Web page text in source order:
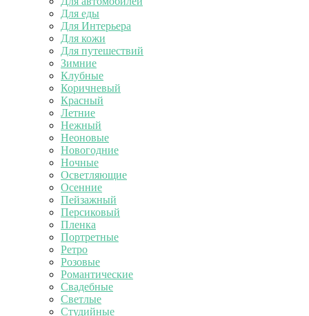
Для еды
Для Интерьера
Для кожи
Для путешествий
Зимние
Клубные
Коричневый
Красный
Летние
Нежный
Неоновые
Новогодние
Ночные
Осветляющие
Осенние
Пейзажный
Персиковый
Пленка
Портретные
Ретро
Розовые
Романтические
Свадебные
Светлые
Студийные